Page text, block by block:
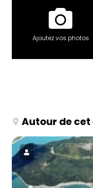
Ajoutez vos photos
Autour de